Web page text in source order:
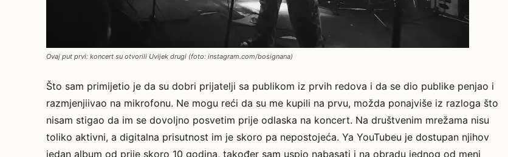
Ovaj put prvi: koncert su otvorili Uvijek drugi (foto: instagram.com/bosignana)
Što sam primijetio je da su dobri prijatelji sa publikom iz prvih redova i da se dio publike penjao i
razmjenjiivao na mikrofonu. Ne mogu reći da su me kupili na prvu, možda ponajviše iz razloga što
nisam stigao da im se dovoljno posvetim prije odlaska na koncert. Na društvenim mrežama nisu
toliko aktivni, a digitalna prisutnost im je skoro pa nepostojeća. Ya YouTubeu je dostupan njihov
jedan album od prije skoro 10 godina, također sam uspio nabasati i na obradu jednog od meni